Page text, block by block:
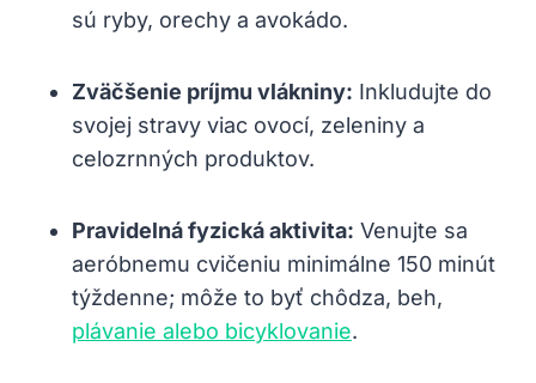
sú ryby, orechy a avokádo.
Zväčšenie príjmu vlákniny: Inkludujte do
svojej stravy viac ovocí, zeleniny a
celozrnných produktov.
Pravidelná fyzická aktivita: Venujte sa
aeróbnemu cvičeniu minimálne 150 minút
týždenne; môže to byť chôdza, beh,
plávanie alebo bicyklovanie.